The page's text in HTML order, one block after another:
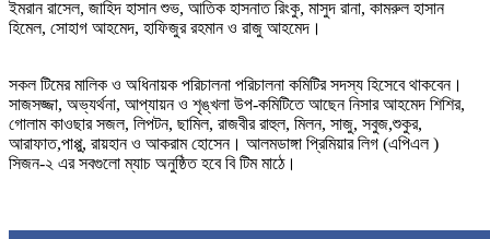
ইমরান রাসেল, জাহিদ হাসান শুভ, আতিক হাসনাত রিংকু, মাসুদ রানা, কামরুল হাসান
হিমেল, সোহাগ আহমেদ, হাফিজুর রহমান ও রাজু আহমেদ।
সকল টিমের মালিক ও অধিনায়ক পরিচালনা পরিচালনা কমিটির সদস্য হিসেবে থাকবেন।
সাজসজ্জা, অভ্যর্থনা, আপ্যায়ন ও শৃঙ্খলা উপ-কমিটিতে আছেন নিসার আহমেদ শিশির,
গোলাম কাওছার সজল, লিপটন, ছামিল, রাজবীর রাহুল, মিলন, সাজু, সবুজ,শুকুর,
আরাফাত,পাপ্পু, রায়হান ও আকরাম হোসেন। আলমডাঙ্গা প্রিমিয়ার লিগ (এপিএল )
সিজন-২ এর সবগুলো ম্যাচ অনুষ্ঠিত হবে বি টিম মাঠে।